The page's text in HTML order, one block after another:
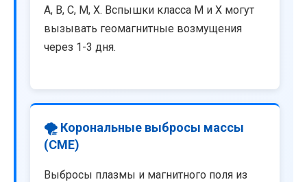
A, B, C, M, X. Вспышки класса M и X могут
вызывать геомагнитные возмущения
через 1-3 дня.
🌪️ Корональные выбросы массы
(CME)
Выбросы плазмы и магнитного поля из